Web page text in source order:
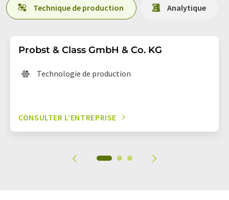
Technique de production Analytique
Probst & Class GmbH & Co. KG
Technologie de production
CONSULTER L’ENTREPRISE